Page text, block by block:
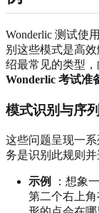
Wonderlic 测试使
别这些模式是高
绍最常见的类型
Wonderlic 考试准
模式识别与序
这些问题呈现一
务是识别此规则并
示例
：想象
第二个右上